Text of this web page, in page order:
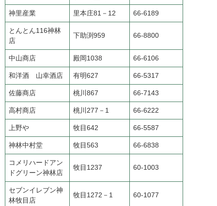
神里産業 里本庄81－12 66-6189
とんとん116神林
店
下助渕959 66-8800
中山商店 殿岡1038 66-6106
和洋酒 山幸酒店 有明627 66-5317
佐藤商店 桃川867 66-7143
高村商店 桃川277－1 66-6222
上野や 牧目642 66-5587
神林中村堂 牧目563 66-6838
コメリハードアン
ドグリーン神林店
牧目1237 60-1003
セブンイレブン神
林牧目店
牧目1272－1 60-1077